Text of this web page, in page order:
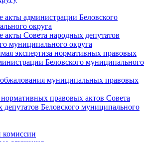
акты администрации Беловского
округа
акты Совета народных депутатов
муниципального округа
экспертиза нормативных правовых
Беловского муниципального
муниципальных правовых
правовых актов Совета
депутатов Беловского муниципального